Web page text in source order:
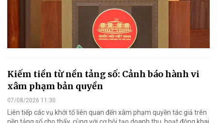
Kiếm tiền từ nền tảng số: Cảnh báo hành vi
xâm phạm bản quyền
07/08/2026 11:30
Liên tiếp các vụ khởi tố liên quan đến xâm phạm quyền tác giả trên
nền tảng số cho thấy, cùng với cơ hội tạo doanh thu, hoạt động khai